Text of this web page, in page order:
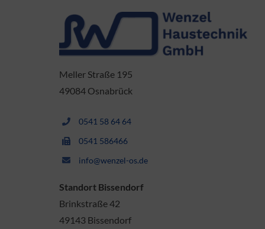
Meller Straße 195
49084 Osnabrück
0541 58 64 64
0541 586466
info@wenzel-os.de
Standort Bissendorf
Brinkstraße 42
49143 Bissendorf